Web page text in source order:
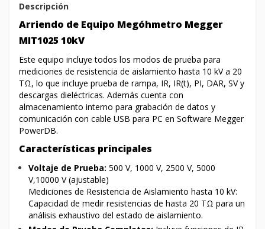
Descripción
Arriendo de Equipo Megóhmetro Megger
MIT1025 10kV
Este equipo incluye todos los modos de prueba para
mediciones de resistencia de aislamiento hasta 10 kV a 20
TΩ, lo que incluye prueba de rampa, IR, IR(t), PI, DAR, SV y
descargas dieléctricas. Además cuenta con
almacenamiento interno para grabación de datos y
comunicación con cable USB para PC en Software Megger
PowerDB.
Características principales
Voltaje de Prueba: 500 V, 1000 V, 2500 V, 5000
V,10000 V (ajustable)
Mediciones de Resistencia de Aislamiento hasta 10 kV:
Capacidad de medir resistencias de hasta 20 TΩ para un
análisis exhaustivo del estado de aislamiento.